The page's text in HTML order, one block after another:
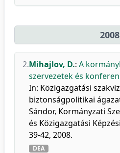
2008
2.Mihajlov, D.: A
szervezetek és
In: Közigazgatási
biztonságpolitikai
Sándor, Kormányzati
és Közigazgatási
39-42, 2008.
DEA